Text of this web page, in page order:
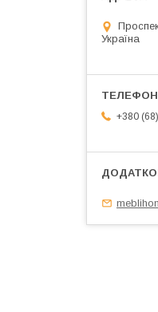
Україна
+380